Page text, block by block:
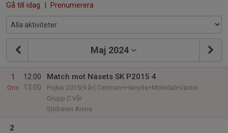
Gå till idag | Prenumerera
Maj 2024
1
Ons
12:00
13:00
Match mot Näsets SK P2015 4
Pojkar 2015(9 år) Centrum+Härryda+Mölndal+Väster
Grupp C Vår
Sjöbaren Arena
2